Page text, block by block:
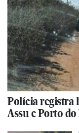
Polícia registra
Assu e Porto